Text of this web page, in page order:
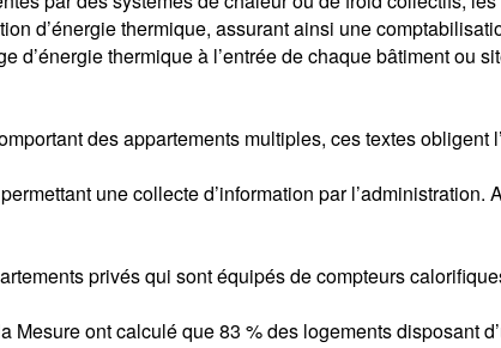
d’énergie thermique, assurant ainsi une
d’énergie thermique à l’entrée de chaque bâtiment ou
des appartements multiples, ces textes obligent
une collecte d’information par
privés qui sont équipés de compteurs
ont calculé que 83 % des logements disposant